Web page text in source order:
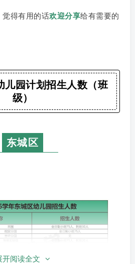
觉得有用的话欢迎分享给有需要的
儿园计划招生人数（班
级）
东城区
开阅读全文